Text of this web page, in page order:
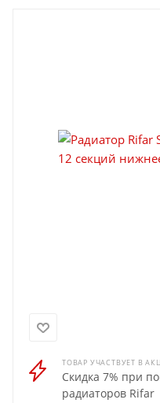
ТОВАР УЧАСТВУЕТ В
Скидка 7% при
радиаторов Rifar